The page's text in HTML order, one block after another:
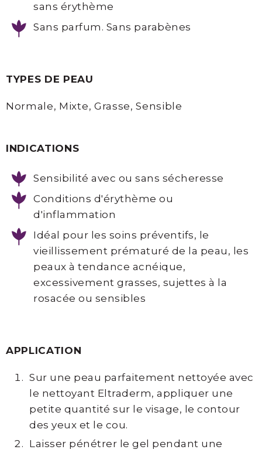
sans érythème
Sans parfum. Sans parabènes
TYPES DE PEAU
Normale, Mixte, Grasse, Sensible
INDICATIONS
Sensibilité avec ou sans sécheresse
Conditions d'érythème ou
d'inflammation
Idéal pour les soins préventifs, le
vieillissement prématuré de la peau, les
peaux à tendance acnéique,
excessivement grasses, sujettes à la
rosacée ou sensibles
APPLICATION
Sur une peau parfaitement nettoyée avec
le nettoyant Eltraderm, appliquer une
petite quantité sur le visage, le contour
des yeux et le cou.
Laisser pénétrer le gel pendant une
Soin
Biocompatible
Davincia
Thesera
Consultation
charge
SOCIAL
Facebook
Instagram
Infolettre
©
Beauté
Esthétique
Spécialisée